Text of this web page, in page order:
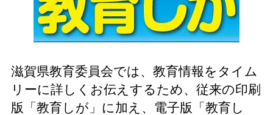
滋賀県教育委員会では、教育情報をタイム
リーに詳しくお伝えするため、従来の印刷
版「教育しが」に加え、電子版「教育し